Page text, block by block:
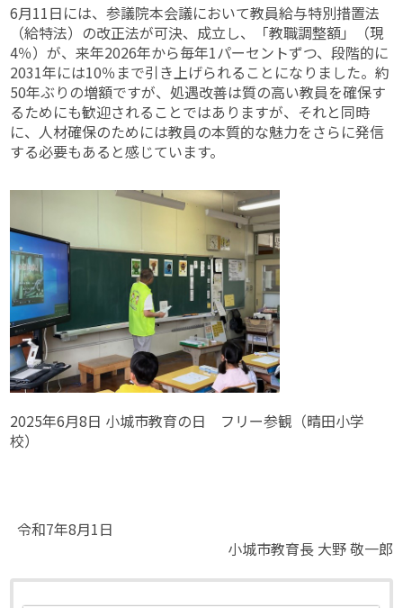
6月11日には、参議院本会議において教員給与特別措置法
（給特法）の改正法が可決、成立し、「教職調整額」（現
4％）が、来年2026年から毎年1パーセントずつ、段階的に
2031年には10％まで引き上げられることになりました。約
50年ぶりの増額ですが、処遇改善は質の高い教員を確保す
るためにも歓迎されることではありますが、それと同時
に、人材確保のためには教員の本質的な魅力をさらに発信
する必要もあると感じています。
2025年6月8日 小城市教育の日 フリー参観（晴田小学
校）
令和7年8月1日
小城市教育長 大野 敬一郎